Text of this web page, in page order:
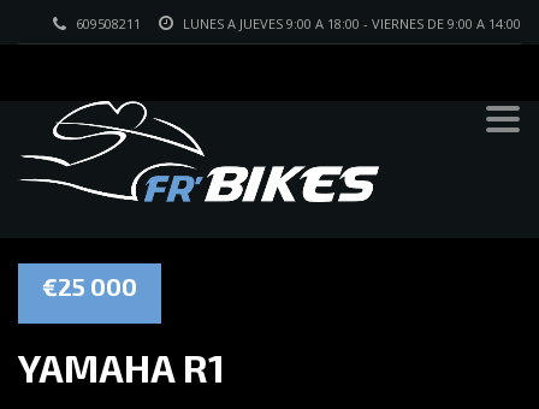
LUNES A JUEVES 9:00 A 18:00 - VIERNES DE 9:00 A 14:00
609508211
€25 000
YAMAHA R1